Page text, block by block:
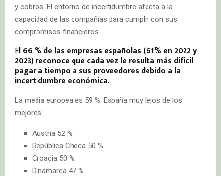
y cobros. El entorno de incertidumbre afecta a la
capacidad de las compañías para cumplir con sus
compromisos financieros.
El 66 % de las empresas españolas (61% en 2022 y
2023) reconoce que cada vez le resulta más difícil
pagar a tiempo a sus proveedores debido a la
incertidumbre económica.
La media europea es 59 %. España muy lejos de los
mejores:
Austria 52 %
República Checa 50 %
Croacia 50 %
Dinamarca 47 %